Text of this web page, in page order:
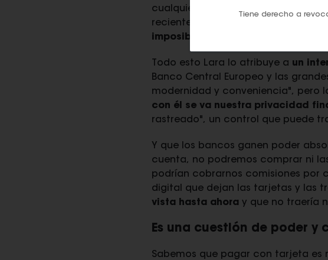
cualquier momento la tecnología
recientes es el apagón del pasado
imposibles las transacciones
Todo esto Lara lo atribuye a un
Banco Central Europeo y las
modernidad y conveniencia", pero
con él se va nuestra privacidad
rastreado", un control que puede
Y que los bancos ganen poder
cuenta, no podremos comprar ni
podrían cobrarnos comisiones por
digital que dejan las tarjetas y las
vista hasta ahora y que no traería
Es una cuestión de poder y
Sabemos que pagar con tarjeta es
Tiene derecho a